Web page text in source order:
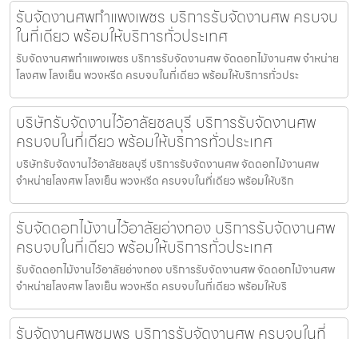
รับจัดงานศพกำแพงเพชร บริการรับจัดงานศพ ครบจบ
ในที่เดียว พร้อมให้บริการทั่วประเทศ
รับจัดงานศพกำแพงเพชร บริการรับจัดงานศพ จัดดอกไม้งานศพ จำหน่าย
โลงศพ โลงเย็น พวงหรีด ครบจบในที่เดียว พร้อมให้บริการทั่วประ
บริษัทรับจัดงานไว้อาลัยชลบุรี บริการรับจัดงานศพ
ครบจบในที่เดียว พร้อมให้บริการทั่วประเทศ
บริษัทรับจัดงานไว้อาลัยชลบุรี บริการรับจัดงานศพ จัดดอกไม้งานศพ
จำหน่ายโลงศพ โลงเย็น พวงหรีด ครบจบในที่เดียว พร้อมให้บริก
รับจัดดอกไม้งานไว้อาลัยอ่างทอง บริการรับจัดงานศพ
ครบจบในที่เดียว พร้อมให้บริการทั่วประเทศ
รับจัดดอกไม้งานไว้อาลัยอ่างทอง บริการรับจัดงานศพ จัดดอกไม้งานศพ
จำหน่ายโลงศพ โลงเย็น พวงหรีด ครบจบในที่เดียว พร้อมให้บริ
รับจัดงานศพชุมพร บริการรับจัดงานศพ ครบจบในที่